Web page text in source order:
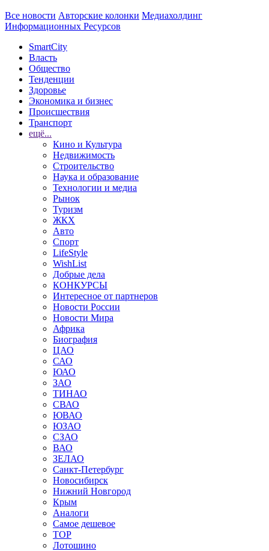
Все новости Авторские колонки Медиахолдинг
Информационных Ресурсов
SmartCity
Власть
Общество
Тенденции
Здоровье
Экономика и бизнес
Происшествия
Транспорт
ещё...
Кино и Культура
Недвижимость
Строительство
Наука и образование
Технологии и медиа
Рынок
Туризм
ЖКХ
Авто
Спорт
LifeStyle
WishList
Добрые дела
КОНКУРСЫ
Интересное от партнеров
Новости России
Новости Мира
Африка
Биография
ЦАО
САО
ЮАО
ЗАО
ТИНАО
СВАО
ЮВАО
ЮЗАО
СЗАО
ВАО
ЗЕЛАО
Санкт-Петербург
Новосибирск
Нижний Новгород
Крым
Аналоги
Самое дешевое
TOP
Лотошино